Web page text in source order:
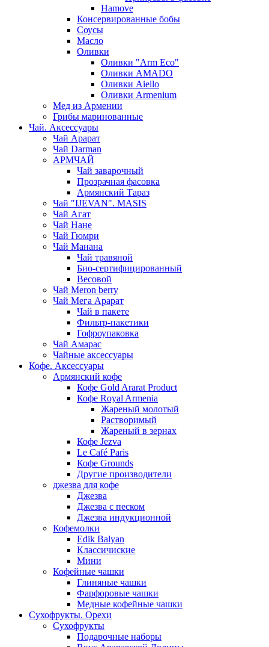
Hamove
Консервированные бобы
Соусы
Масло
Оливки
Оливки "Arm Eco"
Оливки AMADO
Оливки Aiello
Оливки Armenium
Мед из Армении
Грибы маринованные
Чай. Аксессуары
Чай Арарат
Чай Darman
АРМЧАЙ
Чай заварочный
Прозрачная фасовка
Армянский Тараз
Чай "IJEVAN". MASIS
Чай Агат
Чай Нане
Чай Гюмри
Чай Манана
Чай травяной
Био-сертифицированный
Весовой
Чай Meron berry
Чай Мега Арарат
Чай в пакете
Фильтр-пакетики
Гофроупаковка
Чай Амарас
Чайные аксессуары
Кофе. Аксессуары
Армянский кофе
Кофе Gold Ararat Product
Кофе Royal Armenia
Жареный молотый
Растворимый
Жареный в зернах
Кофе Jezva
Le Café Paris
Кофе Grounds
Другие производители
джезва для кофе
Джезва
Джезва с песком
Джезва индукционной
Кофемолки
Edik Balyan
Классичиские
Мини
Кофейные чашки
Глиняные чашки
Фарфоровые чашки
Медные кофейные чашки
Сухофрукты. Орехи
Сухофрукты
Подарочные наборы